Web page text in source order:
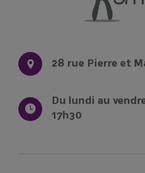
28 rue Pierre et
Du lundi au
17h30